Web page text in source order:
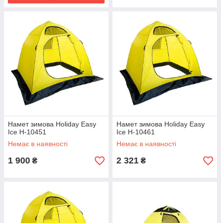
Намет зимова Holiday Easy
Ice H-10451
Немає в наявності
1 900 ₴
Намет зимова Holiday Easy
Ice H-10461
Немає в наявності
2 321 ₴